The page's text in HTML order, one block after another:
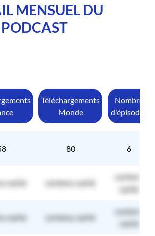
MENSUEL DU
PODCAST
Téléchargements
Monde
Nombre
d'épisodes
80 6
caché contenu caché
contenu
caché
caché contenu caché
contenu
caché